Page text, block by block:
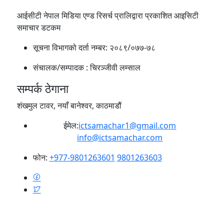
आईसीटी नेपाल मिडिया एण्ड रिसर्च प्रालिद्वारा प्रकाशित आइसिटी
समाचार डटकम
सूचना विभागको दर्ता नम्बर: २०८९/०७७-७८
संचालक/सम्पादक :चिरञ्जीवी लम्साल
सम्पर्क ठेगाना
शंखमुल टावर, नयाँ बानेश्वर, काठमाडौं
ईमेल:ictsamachar1@gmail.com
info@ictsamachar.com
फोन: +977-9801263601 9801263603